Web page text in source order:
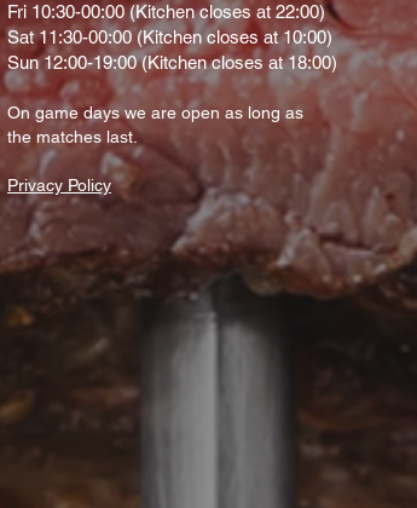
Fri 10:30-00:00 (Kitchen closes at 22:00)
Sat 11:30-00:00 (Kitchen closes at 10:00)
Sun 12:00-19:00 (Kitchen closes at 18:00)
On game days we are open as long as
the matches last.
Privacy Policy